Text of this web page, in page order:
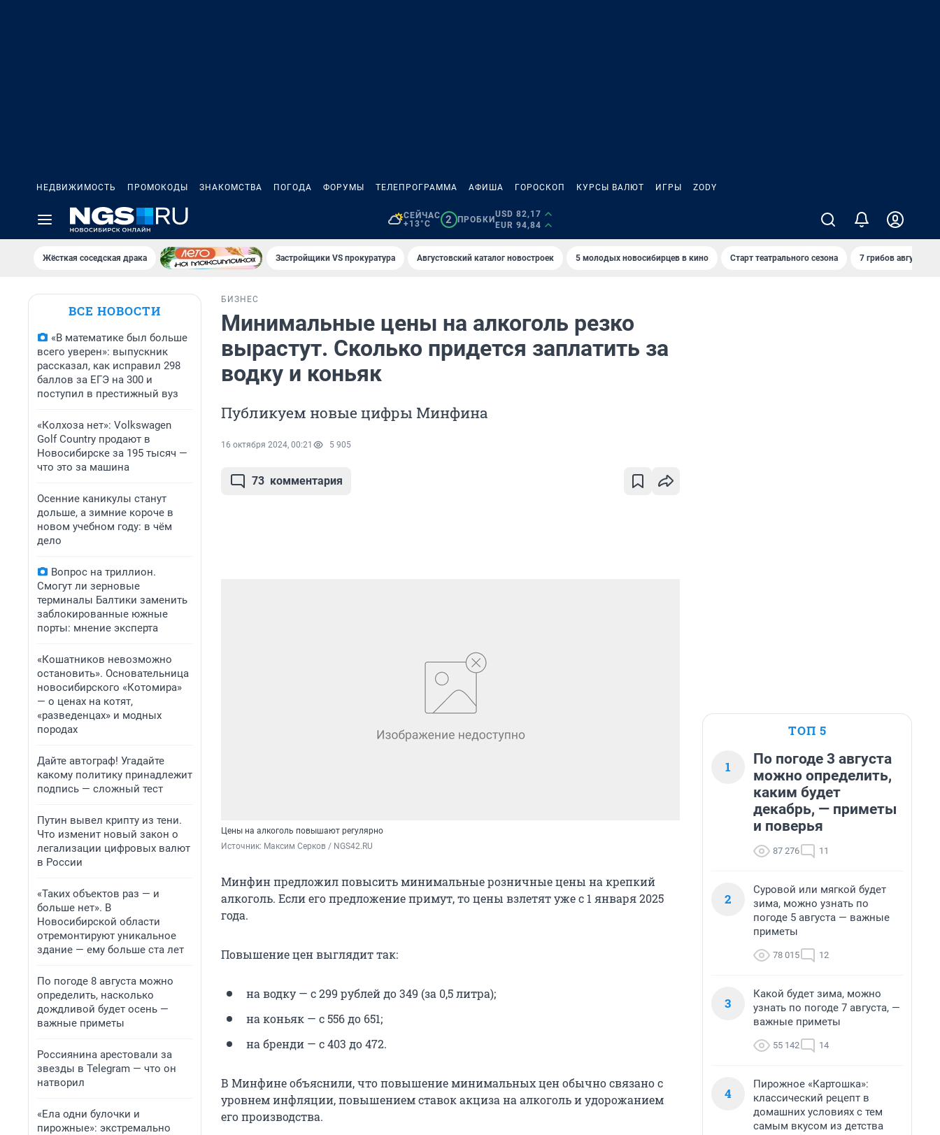
НЕДВИЖИМОСТЬ ПРОМОКОДЫ ЗНАКОМСТВА ПОГОДА ФОРУМЫ ТЕЛЕПРОГРАММА АФИША ГОРОСКОП КУРСЫ ВАЛЮТ ИГРЫ ZODY
СЕЙЧАС
+13°C
2 ПРОБКИ
USD 82,17
EUR 94,84
Жёсткая соседская драка Застройщики VS прокуратура Августовский каталог новостроек 5 молодых новосибирцев в кино Старт театрального сезона 7 грибов августа
ВСЕ НОВОСТИ
«В математике был больше
всего уверен»: выпускник
рассказал, как исправил 298
баллов за ЕГЭ на 300 и
поступил в престижный вуз
«Колхоза нет»: Volkswagen
Golf Сountry продают в
Новосибирске за 195 тысяч —
что это за машина
Осенние каникулы станут
дольше, а зимние короче в
новом учебном году: в чём
дело
Вопрос на триллион.
Смогут ли зерновые
терминалы Балтики заменить
заблокированные южные
порты: мнение эксперта
«Кошатников невозможно
остановить». Основательница
новосибирского «Котомира»
— о ценах на котят,
«разведенцах» и модных
породах
Дайте автограф! Угадайте
какому политику принадлежит
подпись — сложный тест
Путин вывел крипту из тени.
Что изменит новый закон о
легализации цифровых валют
в России
«Таких объектов раз — и
больше нет». В
Новосибирской области
отремонтируют уникальное
здание — ему больше ста лет
По погоде 8 августа можно
определить, насколько
дождливой будет осень —
важные приметы
Россиянина арестовали за
звезды в Telegram — что он
натворил
«Ела одни булочки и
пирожные»: экстремально
БИЗНЕС
Минимальные цены на алкоголь резко
вырастут. Сколько придется заплатить за
водку и коньяк
Публикуем новые цифры Минфина
16 октября 2024, 00:21 5 905
73 комментария
Цены на алкоголь повышают регулярно
Источник: Максим Серков / NGS42.RU
Минфин предложил повысить минимальные розничные цены на крепкий
алкоголь. Если его предложение примут, то цены взлетят уже с 1 января 2025
года.
Повышение цен выглядит так:
на водку — с 299 рублей до 349 (за 0,5 литра);
на коньяк — с 556 до 651;
на бренди — с 403 до 472.
В Минфине объяснили, что повышение минимальных цен обычно связано с
уровнем инфляции, повышением ставок акциза на алкоголь и удорожанием
его производства.
ТОП 5
1
По погоде 3 августа
можно определить,
каким будет
декабрь, — приметы
и поверья
87 276 11
2
Суровой или мягкой будет
зима, можно узнать по
погоде 5 августа — важные
приметы
78 015 12
3
Какой будет зима, можно
узнать по погоде 7 августа, —
важные приметы
55 142 14
4
Пирожное «Картошка»:
классический рецепт в
домашних условиях с тем
самым вкусом из детства